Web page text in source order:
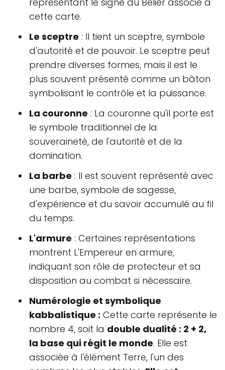
cette carte.
Le sceptre : Il tient un sceptre, symbole
d'autorité et de pouvoir. Le sceptre peut
prendre diverses formes, mais il est le
plus souvent présenté comme un bâton
symbolisant le contrôle et la puissance.
La couronne : La couronne qu'il porte est
le symbole traditionnel de la
souveraineté, de l'autorité et de la
domination.
La barbe : Il est souvent représenté avec
une barbe, symbole de sagesse,
d'expérience et du savoir accumulé au fil
du temps.
L'armure : Certaines représentations
montrent L'Empereur en armure,
indiquant son rôle de protecteur et sa
disposition au combat si nécessaire.
Numérologie et symbolique
kabbalistique : Cette carte représente le
nombre 4, soit la double dualité : 2 + 2,
la base qui régit le monde. Elle est
associée à l'élément Terre, l'un des